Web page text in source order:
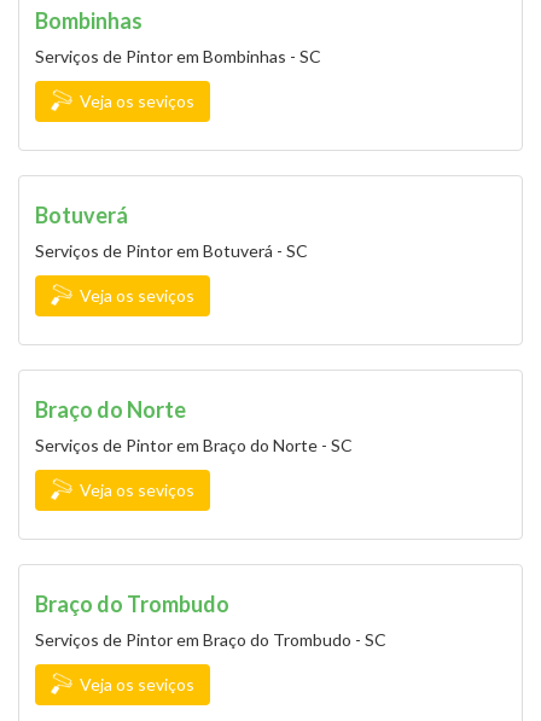
Bombinhas
Serviços de Pintor em Bombinhas - SC
Veja os seviços
Botuverá
Serviços de Pintor em Botuverá - SC
Veja os seviços
Braço do Norte
Serviços de Pintor em Braço do Norte - SC
Veja os seviços
Braço do Trombudo
Serviços de Pintor em Braço do Trombudo - SC
Veja os seviços